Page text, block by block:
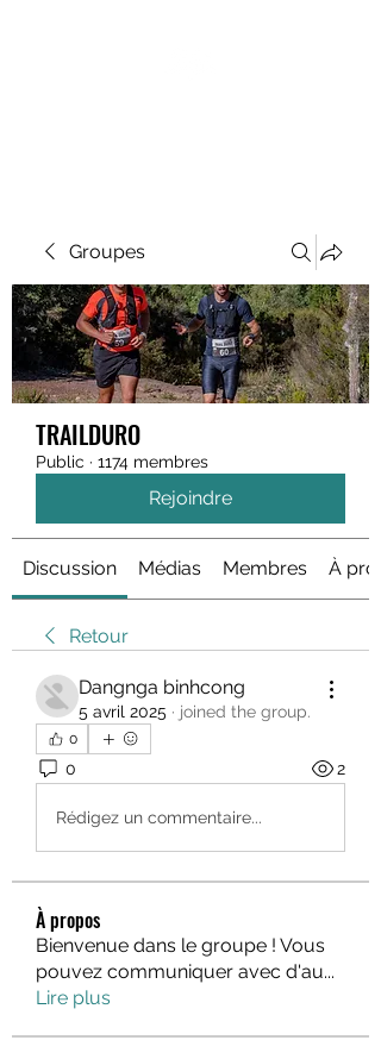
Groupes
TRAILDURO
Public · 1174 membres
Rejoindre
Discussion Médias Membres À
Retour
Dangnga binhcong
5 avril 2025 · joined the group.
0
0 2
Rédigez un commentaire...
À propos
Bienvenue dans le groupe ! Vous
pouvez communiquer avec d'au...
Lire plus